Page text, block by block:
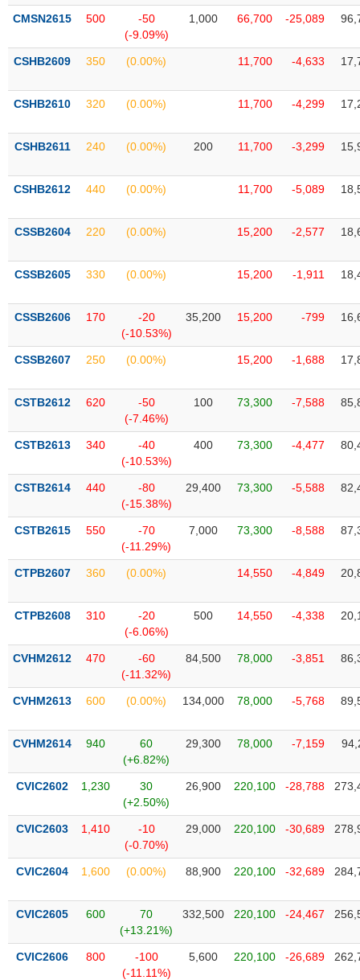
liệu
Tâm
lý
CMSN2615 500
-50
(-9.09%)
1,000 66,700 -25,089
CSHB2609 350 (0.00%) 11,700 -4,633
CSHB2610 320 (0.00%) 11,700 -4,299
CSHB2611 240 (0.00%) 200 11,700 -3,299
CSHB2612 440 (0.00%) 11,700 -5,089
CSSB2604 220 (0.00%) 15,200 -2,577
CSSB2605 330 (0.00%) 15,200 -1,911
CSSB2606 170
-20
(-10.53%)
35,200 15,200 -799
CSSB2607 250 (0.00%) 15,200 -1,688
CSTB2612 620
-50
(-7.46%)
100 73,300 -7,588
CSTB2613 340
-40
(-10.53%)
400 73,300 -4,477
CSTB2614 440
-80
(-15.38%)
29,400 73,300 -5,588
CSTB2615 550
-70
(-11.29%)
7,000 73,300 -8,588
CTPB2607 360 (0.00%) 14,550 -4,849
CTPB2608 310
-20
(-6.06%)
500 14,550 -4,338
CVHM2612 470
-60
(-11.32%)
84,500 78,000 -3,851
CVHM2613 600 (0.00%) 134,000 78,000 -5,768
CVHM2614 940
60
(+6.82%)
29,300 78,000 -7,159
CVIC2602 1,230
30
(+2.50%)
26,900 220,100 -28,788
CVIC2603 1,410
-10
(-0.70%)
29,000 220,100 -30,689
CVIC2604 1,600 (0.00%) 88,900 220,100 -32,689
CVIC2605 600
70
(+13.21%)
332,500 220,100 -24,467
CVIC2606 800
-100
(-11.11%)
5,600 220,100 -26,689
TIÊU
KHÔNG
YẾU
TIÊU
DÙNG
CHĂM
SÓC
KHỎE
CÔNG
THÔNG
DỊCH
TRUYỀN
ÍCH
ĐỘNG